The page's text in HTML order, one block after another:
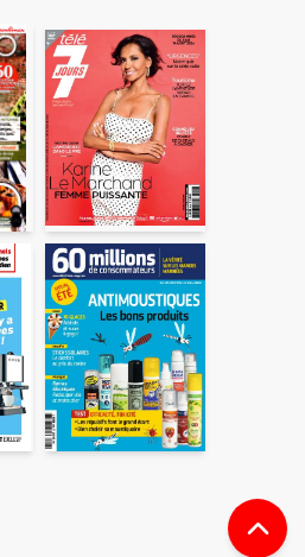
ENVOYER
vous acceptez que ces
par ADLPartner (groupe
traitement, pour donner suite à
auprès de votre ami.
pas envoyer d’email indésirable.
de votre ami ne sont utilisées que
elles seront
Pour en savoir plus, consultez
".